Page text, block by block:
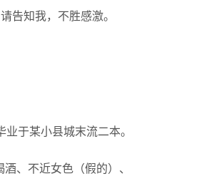
告知我，不胜感激。
于某小县城末流二本。
、不近女色（假的）、